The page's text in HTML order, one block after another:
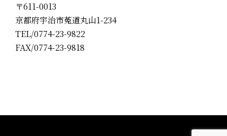
〒611-0013
京都府宇治市菟道丸山1-234
TEL/0774-23-9822
FAX/0774-23-9818